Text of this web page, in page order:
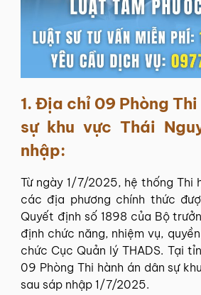
1. Địa chỉ 09 Phòng
sự khu vực Thái
nhập:
Từ ngày 1/7/2025, hệ thống Thi
các địa phương chính thức
Quyết định số 1898 của Bộ
định chức năng, nhiệm vụ,
chức Cục Quản lý THADS. Tại
09 Phòng Thi hành án dân sự
sau sáp nhập 1/7/2025.